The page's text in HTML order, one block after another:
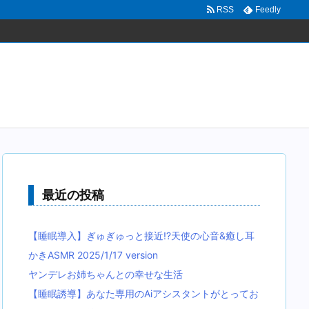
RSS Feedly
最近の投稿
【睡眠導入】ぎゅぎゅっと接近!?天使の心音&癒し耳
かきASMR 2025/1/17 version
ヤンデレお姉ちゃんとの幸せな生活
【睡眠誘導】あなた専用のAiアシスタントがとってお